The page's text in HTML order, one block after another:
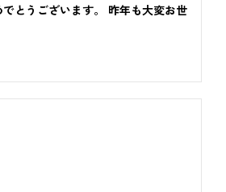
とうございます。 昨年も大変お世